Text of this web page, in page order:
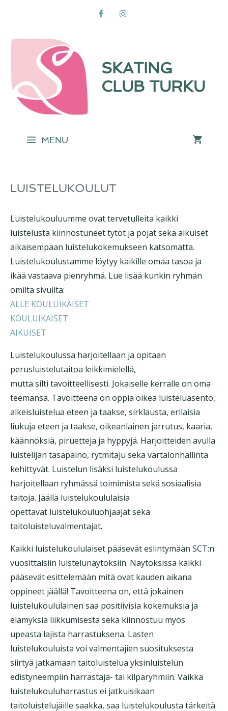
SKATING
CLUB TURKU
MENU
LUISTELUKOULUT
Luistelukouluumme ovat tervetulleita kaikki
luistelusta kiinnostuneet tytöt ja pojat sekä aikuiset
aikaisempaan luistelukokemukseen katsomatta.
Luistelukoulustamme löytyy kaikille omaa tasoa ja
ikää vastaava pienryhmä. Lue lisää kunkin ryhmän
omilta sivuilta:
ALLE KOULUIKÄISET
KOULUIKÄISET
AIKUISET
Luistelukoulussa harjoitellaan ja opitaan
perusluistelutaitoa leikkimielellä,
mutta silti tavoitteellisesti. Jokaiselle kerralle on oma
teemansa. Tavoitteena on oppia oikea luisteluasento,
alkeisluistelua eteen ja taakse, sirklausta, erilaisia
liukuja eteen ja taakse, oikeanlainen jarrutus, kaaria,
käännöksiä, piruetteja ja hyppyjä. Harjoitteiden avulla
luistelijan tasapaino, rytmitaju sekä vartalonhallinta
kehittyvät. Luistelun lisäksi luistelukoulussa
harjoitellaan ryhmässä toimimista sekä sosiaalisia
taitoja. Jäällä luistelukoululaisia
opettavat luistelukouluohjaajat sekä
taitoluisteluvalmentajat.
Kaikki luistelukoululaiset pääsevät esiintymään SCT:n
vuosittaisiin luistelunäytöksiin. Näytöksissä kaikki
pääsevät esittelemään mitä ovat kauden aikana
oppineet jäällä! Tavoitteena on, että jokainen
luistelukoululainen saa positiivisia kokemuksia ja
elämyksiä liikkumisesta sekä kiinnostuu myös
upeasta lajista harrastuksena. Lasten
luistelukouluista voi valmentajien suosituksesta
siirtyä jatkamaan taitoluistelua yksinluistelun
edistyneempiin harrastaja- tai kilparyhmiin. Vaikka
luistelukouluharrastus ei jatkuisikaan
taitoluistelujäille saakka, saa luistelukoulusta tärkeitä